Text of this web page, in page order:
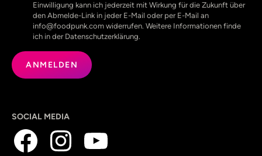
Einwilligung kann ich jederzeit mit Wirkung für die Zukunft über
den Abmelde-Link in jeder E-Mail oder per E-Mail an
info@foodpunk.com widerrufen. Weitere Informationen finde
ich in der Datenschutzerklärung.
SOCIAL MEDIA